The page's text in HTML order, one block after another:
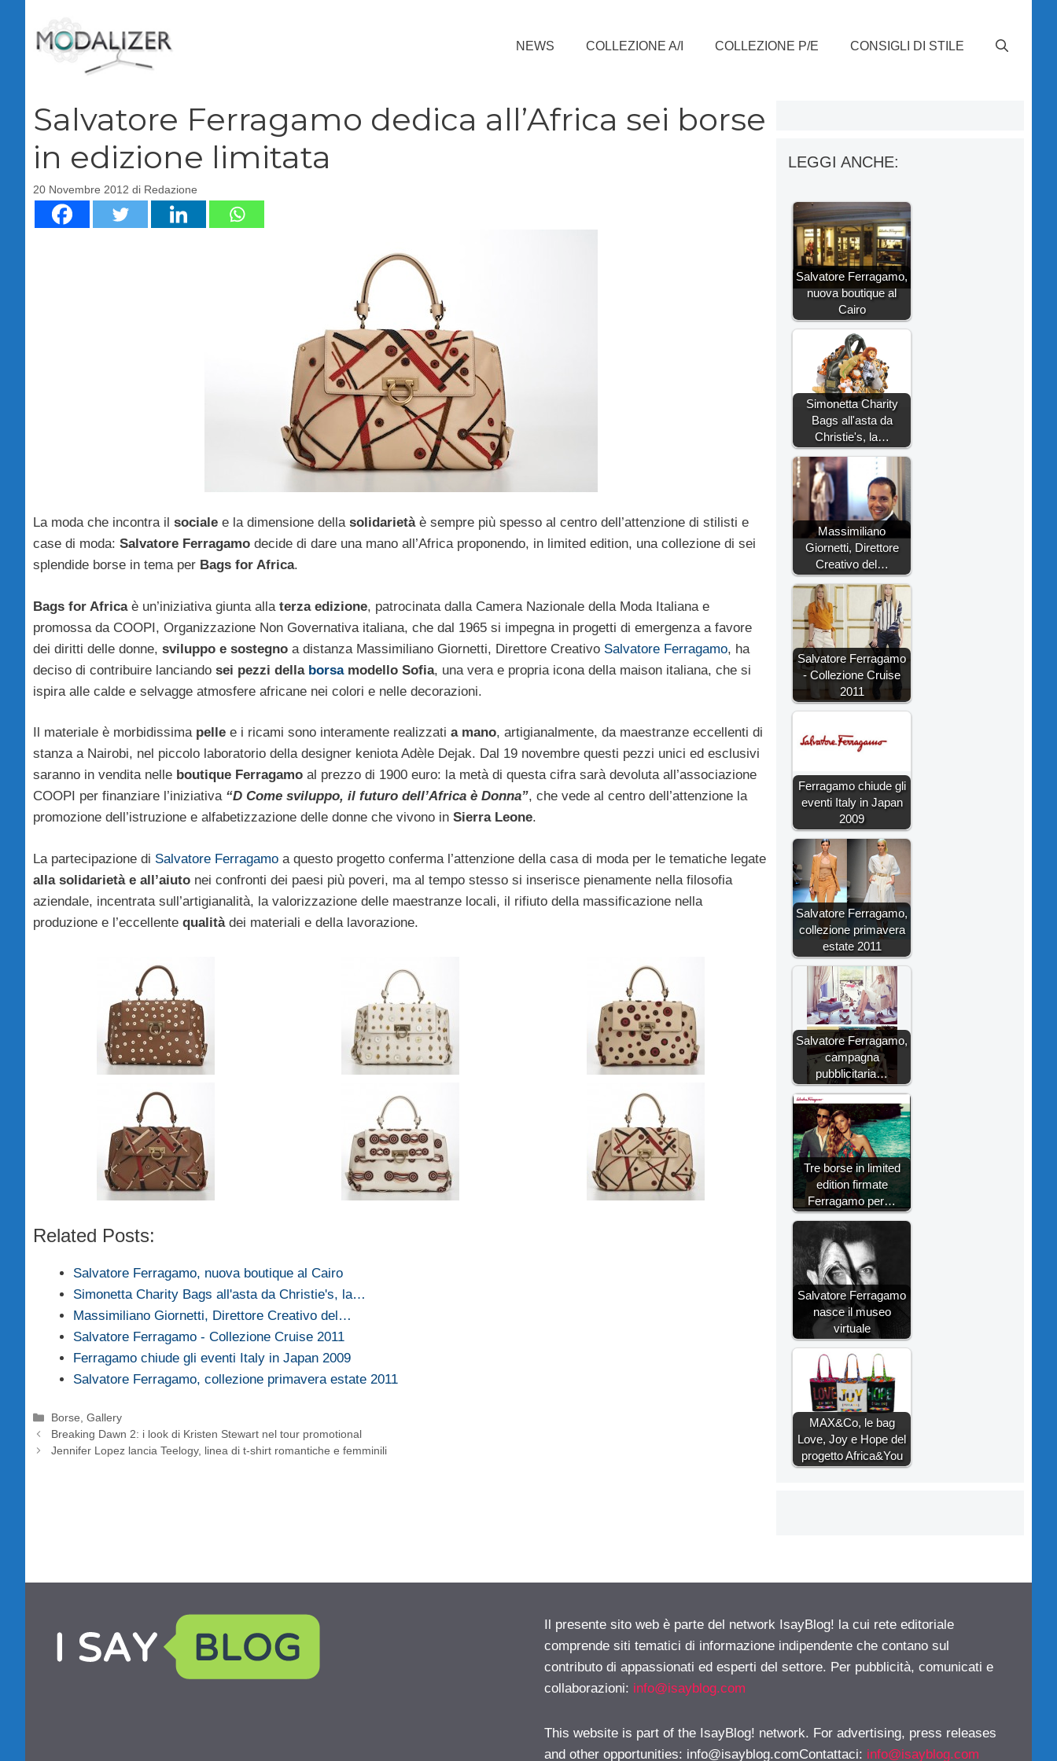
contenuto
NEWS COLLEZIONE A/I COLLEZIONE P/E CONSIGLI DI STILE
Salvatore Ferragamo dedica all’Africa sei borse
in edizione limitata
20 Novembre 2012 di Redazione
La moda che incontra il sociale e la dimensione della solidarietàè sempre più spesso al centro dell’attenzione di stilisti e
case di moda: Salvatore Ferragamo decide di dare una mano all’Africa proponendo, in limited edition, una collezione di sei
splendide borse in tema per Bags for Africa.
Bags for Africaè un’iniziativa giunta alla terza edizione, patrocinata dalla Camera Nazionale della Moda Italiana e
promossa da COOPI, Organizzazione Non Governativa italiana, che dal 1965 si impegna in progetti di emergenza a favore
dei diritti delle donne, sviluppo e sostegno a distanza Massimiliano Giornetti, Direttore Creativo Salvatore Ferragamo, ha
deciso di contribuire lanciando sei pezzi della borsamodello Sofia, una vera e propria icona della maison italiana, che si
ispira alle calde e selvagge atmosfere africane nei colori e nelle decorazioni.
Il materiale è morbidissima pelle e i ricami sono interamente realizzati a mano, artigianalmente, da maestranze eccellenti di
stanza a Nairobi, nel piccolo laboratorio della designer keniota Adèle Dejak. Dal 19 novembre questi pezzi unici ed esclusivi
saranno in vendita nelle boutique Ferragamo al prezzo di 1900 euro: la metà di questa cifra sarà devoluta all’associazione
COOPI per finanziare l’iniziativa “D Come sviluppo, il futuro dell’Africa è Donna”, che vede al centro dell’attenzione la
promozione dell’istruzione e alfabetizzazione delle donne che vivono in Sierra Leone.
La partecipazione di Salvatore Ferragamo a questo progetto conferma l’attenzione della casa di moda per le tematiche legate
alla solidarietà e all’aiuto nei confronti dei paesi più poveri, ma al tempo stesso si inserisce pienamente nella filosofia
aziendale, incentrata sull’artigianalità, la valorizzazione delle maestranze locali, il rifiuto della massificazione nella
produzione e l’eccellente qualitàdei materiali e della lavorazione.
Related Posts:
Salvatore Ferragamo, nuova boutique al Cairo
Simonetta Charity Bags all'asta da Christie's, la…
Massimiliano Giornetti, Direttore Creativo del…
Salvatore Ferragamo - Collezione Cruise 2011
Ferragamo chiude gli eventi Italy in Japan 2009
Salvatore Ferragamo, collezione primavera estate 2011
Categorie
Borse,Gallery
Breaking Dawn 2: i look di Kristen Stewart nel tour promotional
Jennifer Lopez lancia Teelogy, linea di t-shirt romantiche e femminili
LEGGI ANCHE:
Salvatore Ferragamo,
nuova boutique al
Cairo
Simonetta Charity
Bags all'asta da
Christie's, la…
Massimiliano
Giornetti, Direttore
Creativo del…
Salvatore Ferragamo
- Collezione Cruise
2011
Ferragamo chiude gli
eventi Italy in Japan
2009
Salvatore Ferragamo,
collezione primavera
estate 2011
Salvatore Ferragamo,
campagna
pubblicitaria…
Tre borse in limited
edition firmate
Ferragamo per…
Salvatore Ferragamo
nasce il museo
virtuale
MAX&Co, le bag
Love, Joy e Hope del
progetto Africa&You
Il presente sito web è parte del network IsayBlog! la cui rete editoriale
comprende siti tematici di informazione indipendente che contano sul
contributo di appassionati ed esperti del settore. Per pubblicità, comunicati e
collaborazioni: info@isayblog.com
This website is part of the IsayBlog! network. For advertising, press releases
and other opportunities: info@isayblog.comContattaci: info@isayblog.com